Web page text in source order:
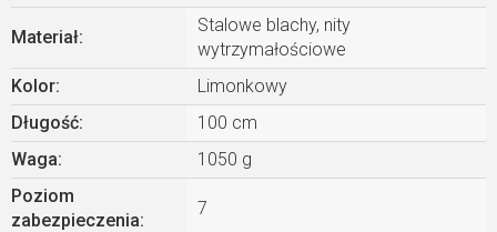
Materiał:
Stalowe blachy, nity
wytrzymałościowe
Kolor:
Limonkowy
Długość:
100 cm
Waga:
1050 g
Poziom
zabezpieczenia:
7